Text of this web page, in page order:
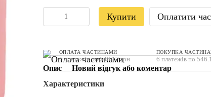
Купити Оплатити
ОПЛАТА ЧАСТИНАМИ
6 платежів по 546.17 грн
ПОКУПКА
6 платежів по
Опис
Новий відгук або коментар
Характеристики